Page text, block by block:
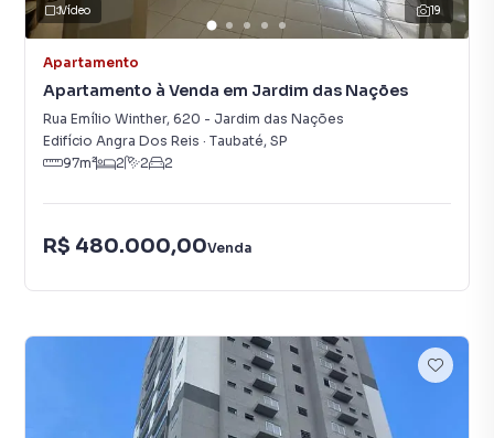
19
Vídeo
Apartamento
Apartamento à Venda em Jardim das Nações
Rua Emílio Winther, 620 - Jardim das Nações
Edifício Angra Dos Reis · Taubaté, SP
97m² 2 2 2
R$ 480.000,00Venda